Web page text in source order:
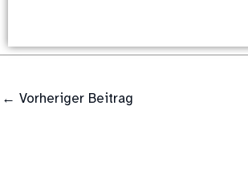
← Vorheriger Beitrag